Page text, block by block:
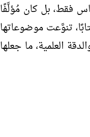
فقط، بل كان مُؤلِّفًا
تنوَّعت موضوعاتها
العلمية، ما جعلها